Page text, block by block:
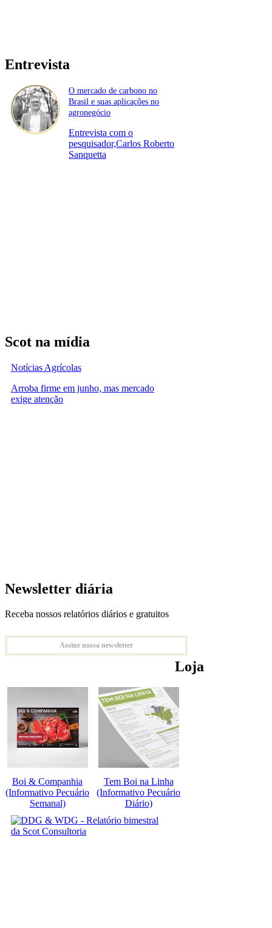
Entrevista
O mercado de carbono no
Brasil e suas aplicações no
agronegócio
Entrevista com o
pesquisador,Carlos Roberto
Sanquetta
Scot na mídia
Notícias Agrícolas
Arroba firme em junho, mas mercado
exige atenção
Newsletter diária
Receba nossos relatórios diários e gratuitos
Assine nossa newsletter
Loja
Boi & Companhia
(Informativo Pecuário
Semanal)
Tem Boi na Linha
(Informativo Pecuário
Diário)